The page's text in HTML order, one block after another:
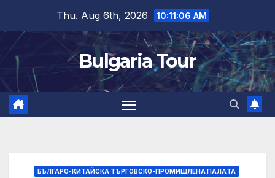
content
Thu. Aug 6th, 2026 10:11:07 AM
Bulgaria Tour
БЪЛГАРО-КИТАЙСКА ТЪРГОВСКО-ПРОМИШЛЕНА ПАЛAТА